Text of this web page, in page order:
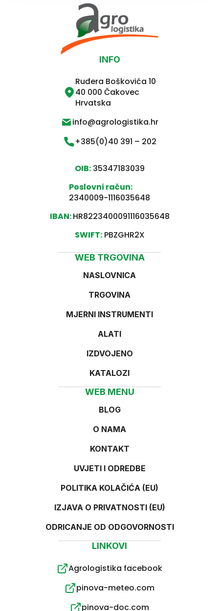
INFO
Ruđera Boškovića 10
40 000 Čakovec
Hrvatska
info@agrologistika.hr
+385(0)40 391 – 202
OIB:35347183039
Poslovni račun:
2340009-1116035648
IBAN:HR8223400091116035648
SWIFT:PBZGHR2X
LINKOVI
Agrologistika facebook
pinova-meteo.com
pinova-doc.com
WEB TRGOVINA
NASLOVNICA
TRGOVINA
MJERNI INSTRUMENTI
ALATI
IZDVOJENO
KATALOZI
WEB MENU
BLOG
O NAMA
KONTAKT
UVJETI I ODREDBE
POLITIKA KOLAČIĆA (EU)
IZJAVA O PRIVATNOSTI (EU)
ODRICANJE OD ODGOVORNOSTI